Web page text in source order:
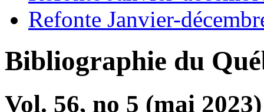
Refonte Janvier-
Bibliographie du
Vol. 56, no 5 (mai 2023)